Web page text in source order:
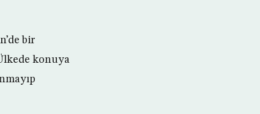
bir
konuya